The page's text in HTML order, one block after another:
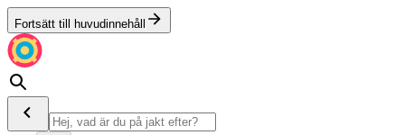
Fortsätt till huvudinnehåll